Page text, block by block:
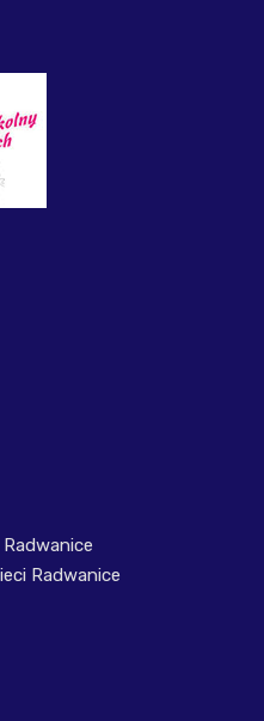
Radwanice